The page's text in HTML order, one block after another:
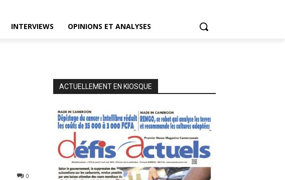
INTERVIEWS OPINIONS ET ANALYSES
0
ACTUELLEMENT EN KIOSQUE